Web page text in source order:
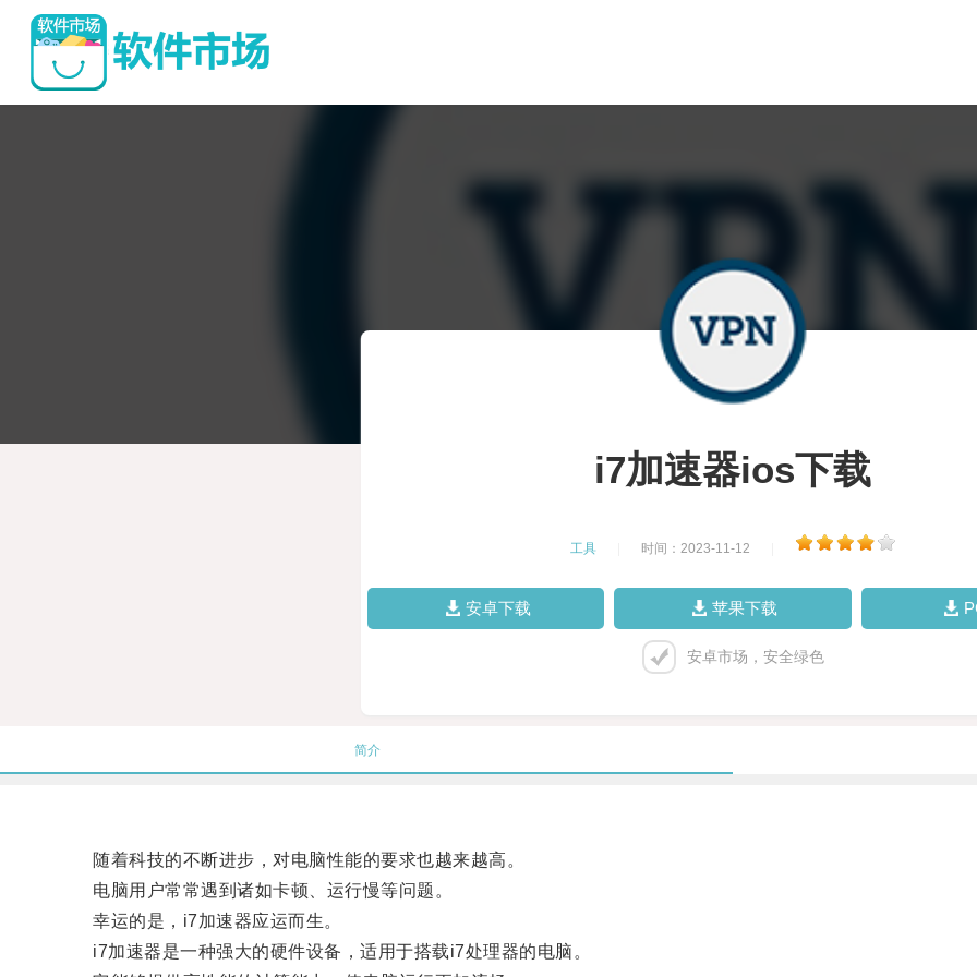
i7加速器ios下载
工具 时间：2023-11-12
安卓下载 苹果下载
安卓市场，安全绿色
简介
随着科技的不断进步，对电脑性能的要求也越来越高。
电脑用户常常遇到诸如卡顿、运行慢等问题。
幸运的是，i7加速器应运而生。
i7加速器是一种强大的硬件设备，适用于搭载i7处理器的电脑。